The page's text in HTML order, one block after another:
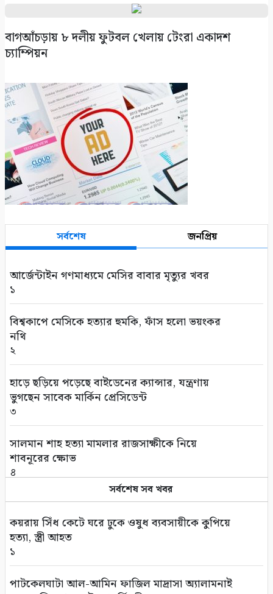
বাগআঁচড়ায় ৮ দলীয় ফুটবল খেলায় টেংরা একাদশ
চ্যাম্পিয়ন
সর্বশেষ জনপ্রিয়
আর্জেন্টাইন গণমাধ্যমে মেসির বাবার মৃত্যুর খবর
১
বিশ্বকাপে মেসিকে হত্যার হুমকি, ফাঁস হলো ভয়ংকর
নথি
২
হাড়ে ছড়িয়ে পড়েছে বাইডেনের ক্যান্সার, যন্ত্রণায়
ভুগছেন সাবেক মার্কিন প্রেসিডেন্ট
৩
সালমান শাহ হত্যা মামলার রাজসাক্ষীকে নিয়ে
শাবনূরের ক্ষোভ
৪
বাংলাদেশ থেকে আনারস নেবে পাকিস্তান
৫
ইউএনওদের আরও মানবিক ও দায়িত্বশীল হওয়ার
আহ্বান প্রধানমন্ত্রীর
৬
সর্বশেষ সব খবর
কয়রায় সিঁধ কেটে ঘরে ঢুকে ওষুধ ব্যবসায়ীকে কুপিয়ে
হত্যা, স্ত্রী আহত
১
পাটকেলঘাটা আল-আমিন ফাজিল মাদ্রাসা অ্যালামনাই